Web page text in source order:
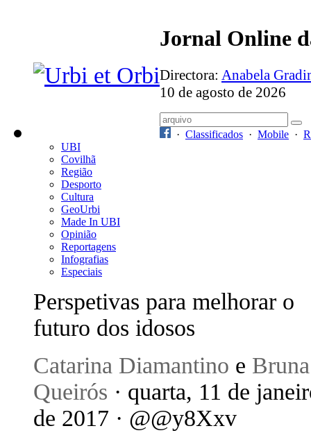
Jornal Online
Directora: Anabela
10 de agosto de 2026
· Classificados · Mobile ·
UBI
Covilhã
Região
Desporto
Cultura
GeoUrbi
Made In UBI
Opinião
Reportagens
Infografias
Especiais
Perspetivas para melhorar o
futuro dos idosos
Catarina Diamantino e Bruna
Queirós · quarta, 11 de
de 2017 · @@y8Xxv